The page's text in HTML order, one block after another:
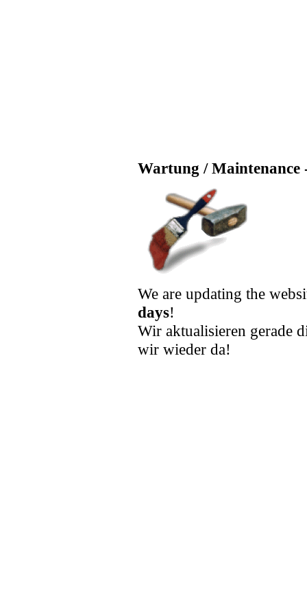
Wartung / Maintenance
We are updating the
days!
Wir aktualisieren gerade
wir wieder da!